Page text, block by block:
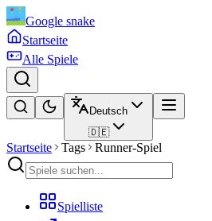
Google snake
Startseite
Alle Spiele
Deutsch
🇩🇪
Startseite Tags Runner-Spiel
Spielliste